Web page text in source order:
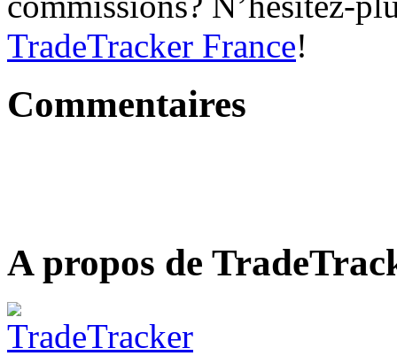
TradeTracker France!
Commentaires
A propos de